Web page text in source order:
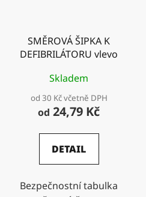
SMĚROVÁ ŠIPKA K
DEFIBRILÁTORU vlevo
Skladem
od 30 Kč včetně DPH
od 24,79 Kč
DETAIL
Bezpečnostní tabulka